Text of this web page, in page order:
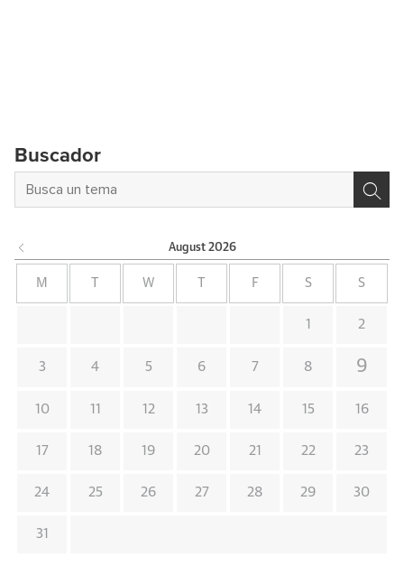
Buscador
August 2026
M W F S S
1 2
3 4 5 6 7 8 9
10 11 12 13 14 15 16
17 18 19 20 21 22 23
24 25 26 27 28 29 30
31